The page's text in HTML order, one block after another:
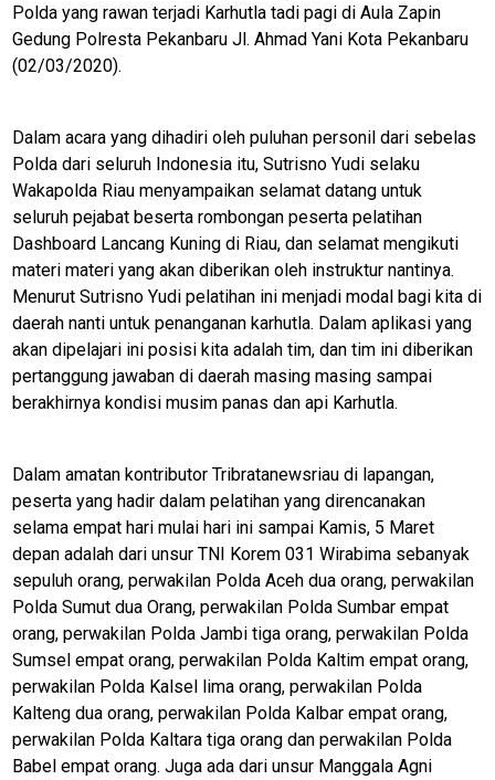
Polda yang rawan terjadi Karhutla tadi pagi di Aula Zapin
Gedung Polresta Pekanbaru Jl. Ahmad Yani Kota Pekanbaru
(02/03/2020).
Dalam acara yang dihadiri oleh puluhan personil dari sebelas
Polda dari seluruh Indonesia itu, Sutrisno Yudi selaku
Wakapolda Riau menyampaikan selamat datang untuk
seluruh pejabat beserta rombongan peserta pelatihan
Dashboard Lancang Kuning di Riau, dan selamat mengikuti
materi materi yang akan diberikan oleh instruktur nantinya.
Menurut Sutrisno Yudi pelatihan ini menjadi modal bagi kita di
daerah nanti untuk penanganan karhutla. Dalam aplikasi yang
akan dipelajari ini posisi kita adalah tim, dan tim ini diberikan
pertanggung jawaban di daerah masing masing sampai
berakhirnya kondisi musim panas dan api Karhutla.
Dalam amatan kontributor Tribratanewsriau di lapangan,
peserta yang hadir dalam pelatihan yang direncanakan
selama empat hari mulai hari ini sampai Kamis, 5 Maret
depan adalah dari unsur TNI Korem 031 Wirabima sebanyak
sepuluh orang, perwakilan Polda Aceh dua orang, perwakilan
Polda Sumut dua Orang, perwakilan Polda Sumbar empat
orang, perwakilan Polda Jambi tiga orang, perwakilan Polda
Sumsel empat orang, perwakilan Polda Kaltim empat orang,
perwakilan Polda Kalsel lima orang, perwakilan Polda
Kalteng dua orang, perwakilan Polda Kalbar empat orang,
perwakilan Polda Kaltara tiga orang dan perwakilan Polda
Babel empat orang. Juga ada dari unsur Manggala Agni